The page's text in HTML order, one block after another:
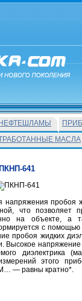
НЕФТЕШЛАМЫ
МАСЛА
ПКНП-641
пробоя
что позволяет
на объекте, а
с помощью
пробоя жидких
Высокое
диэлектрика
этого
— равны кратно*.